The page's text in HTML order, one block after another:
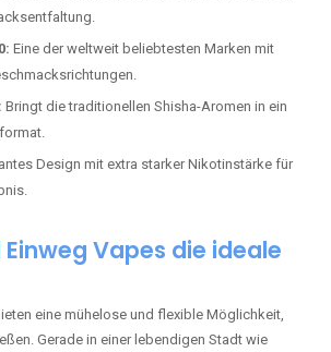
Eine der weltweit beliebtesten Marken mit
Bringt die traditionellen Shisha-Aromen in ein
Design mit extra starker Nikotinstärke für
Vapes die ideale
eine mühelose und flexible Möglichkeit,
Gerade in einer lebendigen Stadt wie